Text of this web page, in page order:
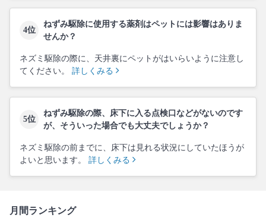
4位
ねずみ駆除に使用する薬剤はペットには影響はありま
せんか？
ネズミ駆除の際に、天井裏にペットがはいらいように注意し
てください。 詳しくみる
5位
ねずみ駆除の際、床下に入る点検口などがないのです
が、そういった場合でも大丈夫でしょうか？
ネズミ駆除の前までに、床下は見れる状況にしていたほうが
よいと思います。 詳しくみる
月間ランキング